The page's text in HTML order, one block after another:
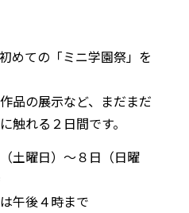
めての「ミニ学園祭」を
品の展示など、まだまだ
触れる２日間です。
土曜日）～８日（日曜
後４時まで